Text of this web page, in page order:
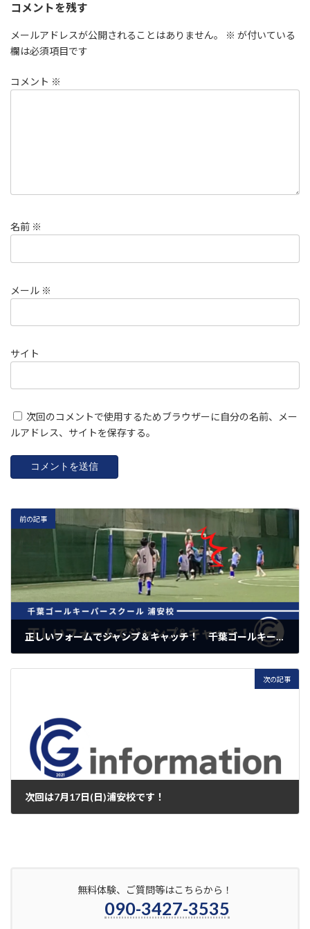
コメントを残す
メールアドレスが公開されることはありません。 ※ が付いている
欄は必須項目です
コメント ※
名前 ※
メール ※
サイト
次回のコメントで使用するためブラウザーに自分の名前、メー
ルアドレス、サイトを保存する。
前の記事
正しいフォームでジャンプ＆キャッチ！ 千葉ゴールキーパースクール浦安校6月19日スクールレポート
次の記事
次回は7月17日(日)浦安校です！
無料体験、ご質問等はこちらから！
090-3427-3535